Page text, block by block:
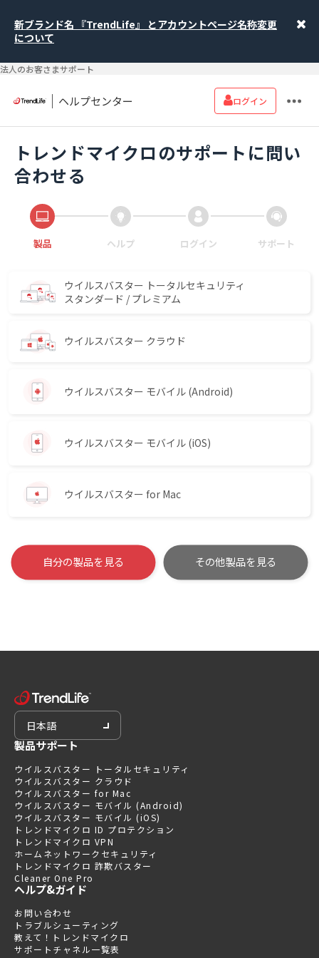
新ブランド名 『TrendLife』 とアカウントページ名称変更
について
法人のお客さまサポート
ヘルプセンター ログイン
トレンドマイクロのサポートに問い
合わせる
製品 ヘルプ ログイン サポート
ウイルスバスター トータルセキュリティ
スタンダード / プレミアム
ウイルスバスター クラウド
ウイルスバスター モバイル (Android)
ウイルスバスター モバイル (iOS)
ウイルスバスター for Mac
自分の製品を見る その他製品を見る
日本語
製品サポート
ウイルスバスター トータルセキュリティ
ウイルスバスター クラウド
ウイルスバスター for Mac
ウイルスバスター モバイル (Android)
ウイルスバスター モバイル (iOS)
トレンドマイクロ ID プロテクション
トレンドマイクロ VPN
ホームネットワークセキュリティ
トレンドマイクロ 詐欺バスター
Cleaner One Pro
ヘルプ&ガイド
お問い合わせ
トラブルシューティング
教えて！トレンドマイクロ
サポートチャネル一覧表